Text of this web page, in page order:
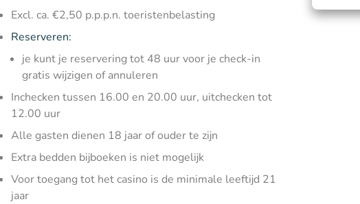
Excl. ca. €2,50 p.p.p.n. toeristenbelasting
Reserveren:
je kunt je reservering tot 48 uur voor je check-in
gratis wijzigen of annuleren
Inchecken tussen 16.00 en 20.00 uur, uitchecken tot
12.00 uur
Alle gasten dienen 18 jaar of ouder te zijn
Extra bedden bijboeken is niet mogelijk
Voor toegang tot het casino is de minimale leeftijd 21
jaar